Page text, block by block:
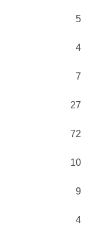
5
4
7
27
72
10
9
4